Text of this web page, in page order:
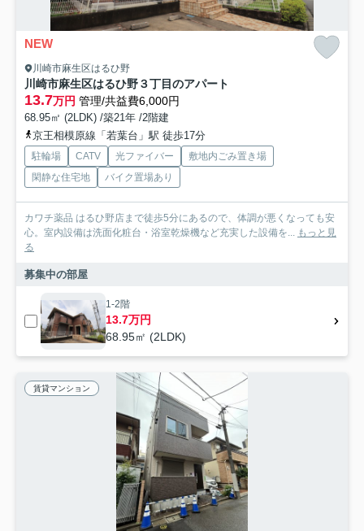
NEW
川崎市麻生区はるひ野
川崎市麻生区はるひ野３丁目のアパート
13.7万円 管理/共益費6,000円
68.95㎡ (2LDK) /築21年 /2階建
京王相模原線「若葉台」駅 徒歩17分
駐輪場 CATV 光ファイバー
敷地内ごみ置き場
閑静な住宅地
バイク置場あり
カワチ薬品 はるひ野店まで徒歩5分にあるので、体調が悪くなっても安
心。室内設備は洗面化粧台・浴室乾燥機など充実した設備を... もっと見
る
募集中の部屋
1-2階
13.7万円
68.95㎡ (2LDK)
賃貸マンション